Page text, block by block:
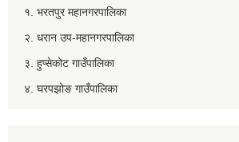
१. भरतपुर महानगरपालिका
२. धरान उप-महानगरपालिका
३. हुप्सेकोट गाउँपालिका
४. घरपझोङ गाउँपालिका